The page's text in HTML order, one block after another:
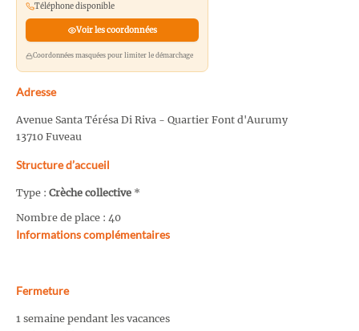
Téléphone disponible
Voir les coordonnées
Coordonnées masquées pour limiter le démarchage
Adresse
Avenue Santa Térésa Di Riva - Quartier Font d'Aurumy
13710 Fuveau
Structure d’accueil
Type : Crèche collective *
Nombre de place : 40
Informations complémentaires
Fermeture
1 semaine pendant les vacances